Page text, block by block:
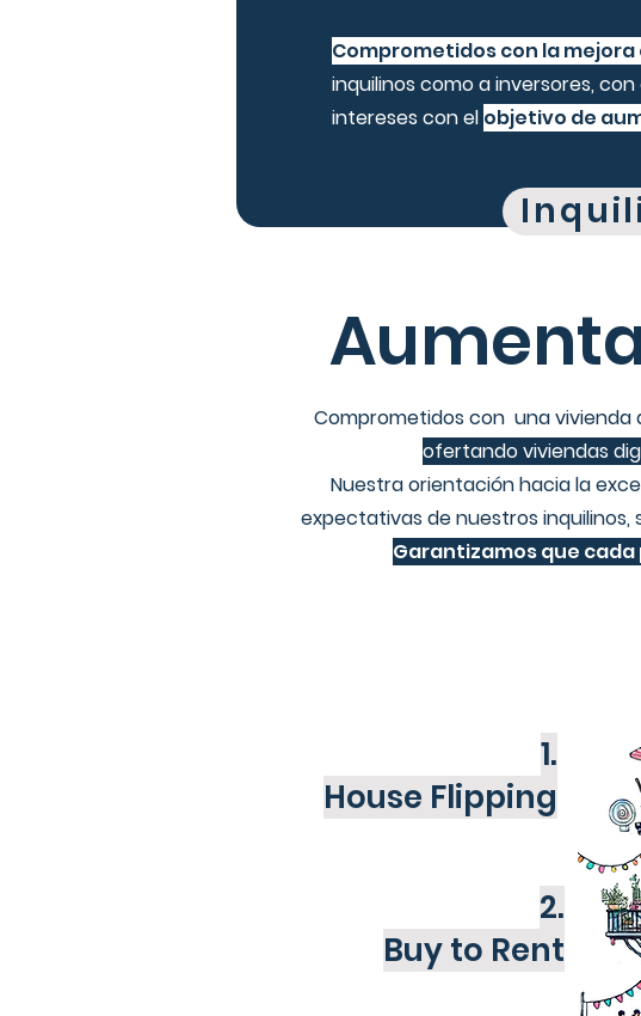
Comprometidos con la
inquilinos como a inversores,
intereses con el objetivo de
Comprometidos con una vivienda
ofertando viviendas
Nuestra orientación hacia la
expectativas de nuestros inquilinos,
Garantizamos que
1.
House Flipping
2.
Buy to Rent